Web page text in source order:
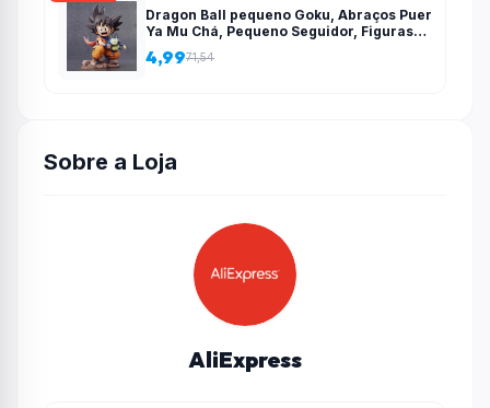
Dragon Ball pequeno Goku, Abraços Puer
Ya Mu Chá, Pequeno Seguidor, Figuras
Estátua, Modelo PVC, Coleção
Brinquedos Presente, 15cm – AliExpress
4,9971,54
Sobre a Loja
AliExpress